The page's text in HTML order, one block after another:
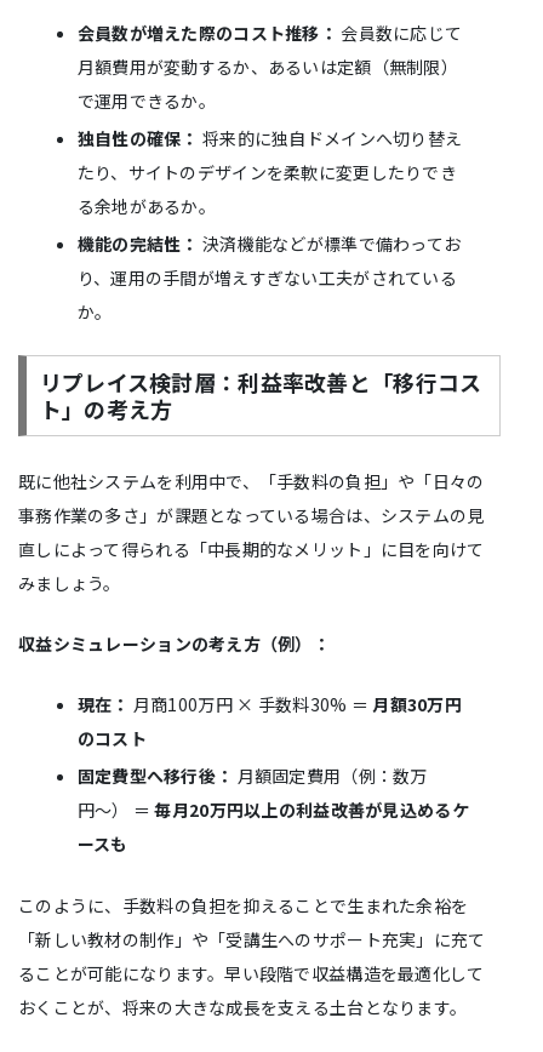
会員数が増えた際のコスト推移： 会員数に応じて
月額費用が変動するか、あるいは定額（無制限）
で運用できるか。
独自性の確保： 将来的に独自ドメインへ切り替え
たり、サイトのデザインを柔軟に変更したりでき
る余地があるか。
機能の完結性： 決済機能などが標準で備わってお
り、運用の手間が増えすぎない工夫がされている
か。
リプレイス検討層：利益率改善と「移行コス
ト」の考え方
既に他社システムを利用中で、「手数料の負担」や「日々の
事務作業の多さ」が課題となっている場合は、システムの見
直しによって得られる「中長期的なメリット」に目を向けて
みましょう。
収益シミュレーションの考え方（例）：
現在： 月商100万円 × 手数料30% ＝月額30万円
のコスト
固定費型へ移行後： 月額固定費用（例：数万
円〜） ＝毎月20万円以上の利益改善が見込めるケ
ースも
このように、手数料の負担を抑えることで生まれた余裕を
「新しい教材の制作」や「受講生へのサポート充実」に充て
ることが可能になります。早い段階で収益構造を最適化して
おくことが、将来の大きな成長を支える土台となります。